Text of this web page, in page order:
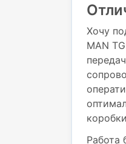
Хочу
MAN
Работа